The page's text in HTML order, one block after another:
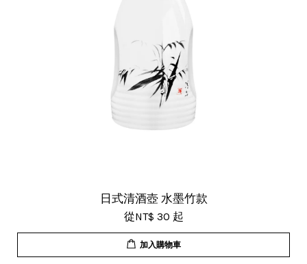
日式清酒壺 水墨竹款
從NT$ 30 起
加入購物車